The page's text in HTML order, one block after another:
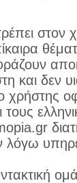
στον
και δεν
λόγω